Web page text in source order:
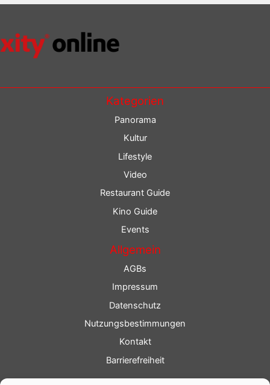
Kategorien
Panorama
Kultur
Lifestyle
Video
Restaurant Guide
Kino Guide
Events
Allgemein
AGBs
Impressum
Datenschutz
Nutzungsbestimmungen
Kontakt
Barrierefreiheit